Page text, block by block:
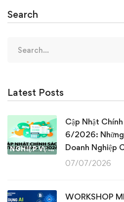
Search
for:
Latest Posts
NGHIỆP VỤ KẾ TOÁN & THUẾ
Cập Nhật
6/2026:
Doanh Nghiệp
07/07/2026
WORKSHOP